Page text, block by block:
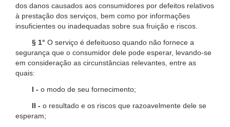
dos danos causados aos consumidores por defeitos relativos
à prestação dos serviços, bem como por informações
insuficientes ou inadequadas sobre sua fruição e riscos.
§ 1° O serviço é defeituoso quando não fornece a
segurança que o consumidor dele pode esperar, levando-se
em consideração as circunstâncias relevantes, entre as
quais:
I - o modo de seu fornecimento;
II - o resultado e os riscos que razoavelmente dele se
esperam;